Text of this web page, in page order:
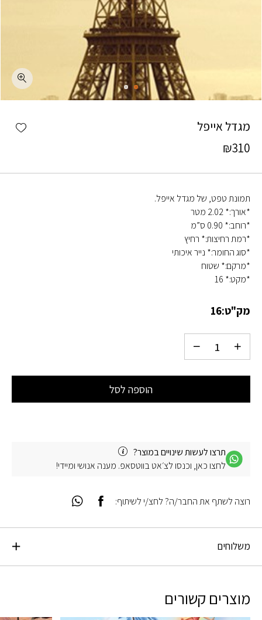
מגדל אייפל
₪310
תמונת טפט, של מגדל אייפל.
*אורך:* 2.02 מטר
*רוחב:* 0.90 ס”מ
*רמת רחיצות:* רחיץ
*סוג החומר:* נייר איכותי
*מרקם:* שטוח
*מקט:* 16
מק"ט:16
הוספה לסל
תרצו לעשות שינויים במוצר?
לחצו כאן, וכנסו לצ׳אט בווטסאפ. מענה אנושי ומיידי!
משלוחים
רוצה לשתף את החבר/ה? לחצ/י לשיתוף:
מוצרים קשורים